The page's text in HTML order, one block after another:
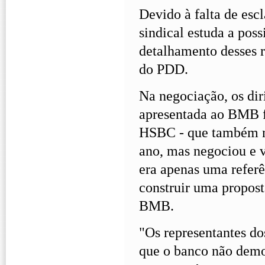
Devido à falta de
sindical estuda a
detalhamento desses
do PDD.
Na negociação, os
apresentada ao BMB
HSBC - que também
ano, mas negociou e
era apenas uma
construir uma
BMB.
"Os representantes
que o banco não